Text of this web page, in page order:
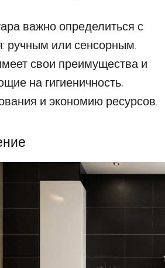
важно определиться с
ручным или сенсорным.
свои преимущества и
на гигиеничность,
и экономию ресурсов.